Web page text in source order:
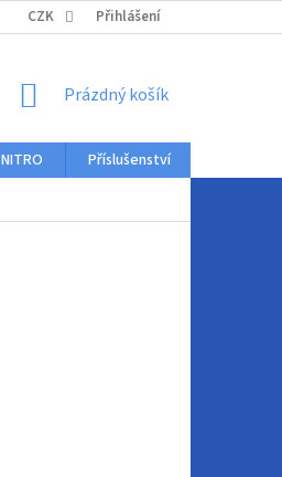
CZK Přihlášení
NÁKUPNÍ
Prázdný košík
NITRO Příslušenství